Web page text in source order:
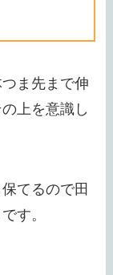
ま先まで伸
上を意識し
てるので田
す。